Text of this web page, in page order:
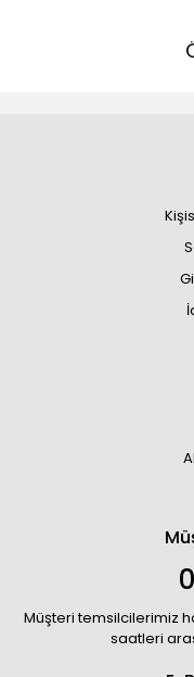
Müşteri temsilcilerimiz
saatleri